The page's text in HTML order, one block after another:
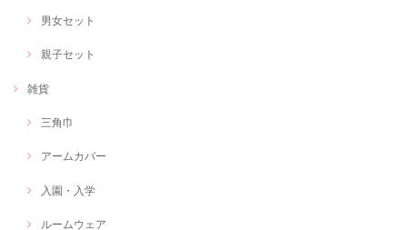
男女セット
親子セット
雑貨
三角巾
アームカバー
入園・入学
ルームウェア